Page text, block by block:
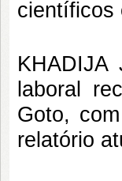
científicos
KHADIJA
laboral
Goto,
relatório